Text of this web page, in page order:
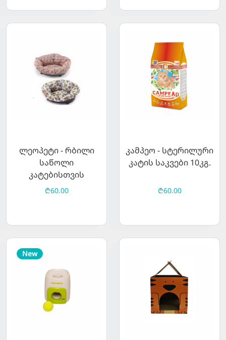
ლეოპეტი - რბილი
საწოლი
კატებისთვის
50/32/16სმ
₾60.00
კამპეო - სტერილური
კატის საკვები 10კგ.
₾60.00
New